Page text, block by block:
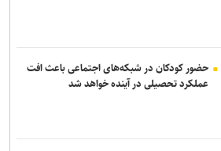
حضور کودکان در شبکه‌های اجتماعی باعث افت
عملکرد تحصیلی در آینده خواهد شد